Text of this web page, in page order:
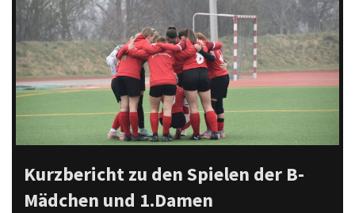
Kurzbericht zu den Spielen der B-
Mädchen und 1.Damen